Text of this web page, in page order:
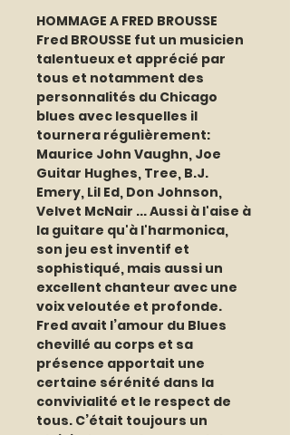
HOMMAGE A FRED BROUSSE
Fred BROUSSE fut un musicien
talentueux et apprécié par
tous et notamment des
personnalités du Chicago
blues avec lesquelles il
tournera régulièrement:
Maurice John Vaughn, Joe
Guitar Hughes, Tree, B.J.
Emery, Lil Ed, Don Johnson,
Velvet McNair ... Aussi à l'aise à
la guitare qu'à l'harmonica,
son jeu est inventif et
sophistiqué, mais aussi un
excellent chanteur avec une
voix veloutée et profonde.
Fred avait l’amour du Blues
chevillé au corps et sa
présence apportait une
certaine sérénité dans la
convivialité et le respect de
tous. C’était toujours un